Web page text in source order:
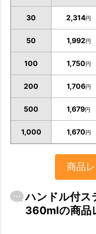
30 2,314円
50 1,992円
100 1,750円
200 1,706円
500 1,679円
1,000 1,670円
商品
ハンドル付
360mlの商品